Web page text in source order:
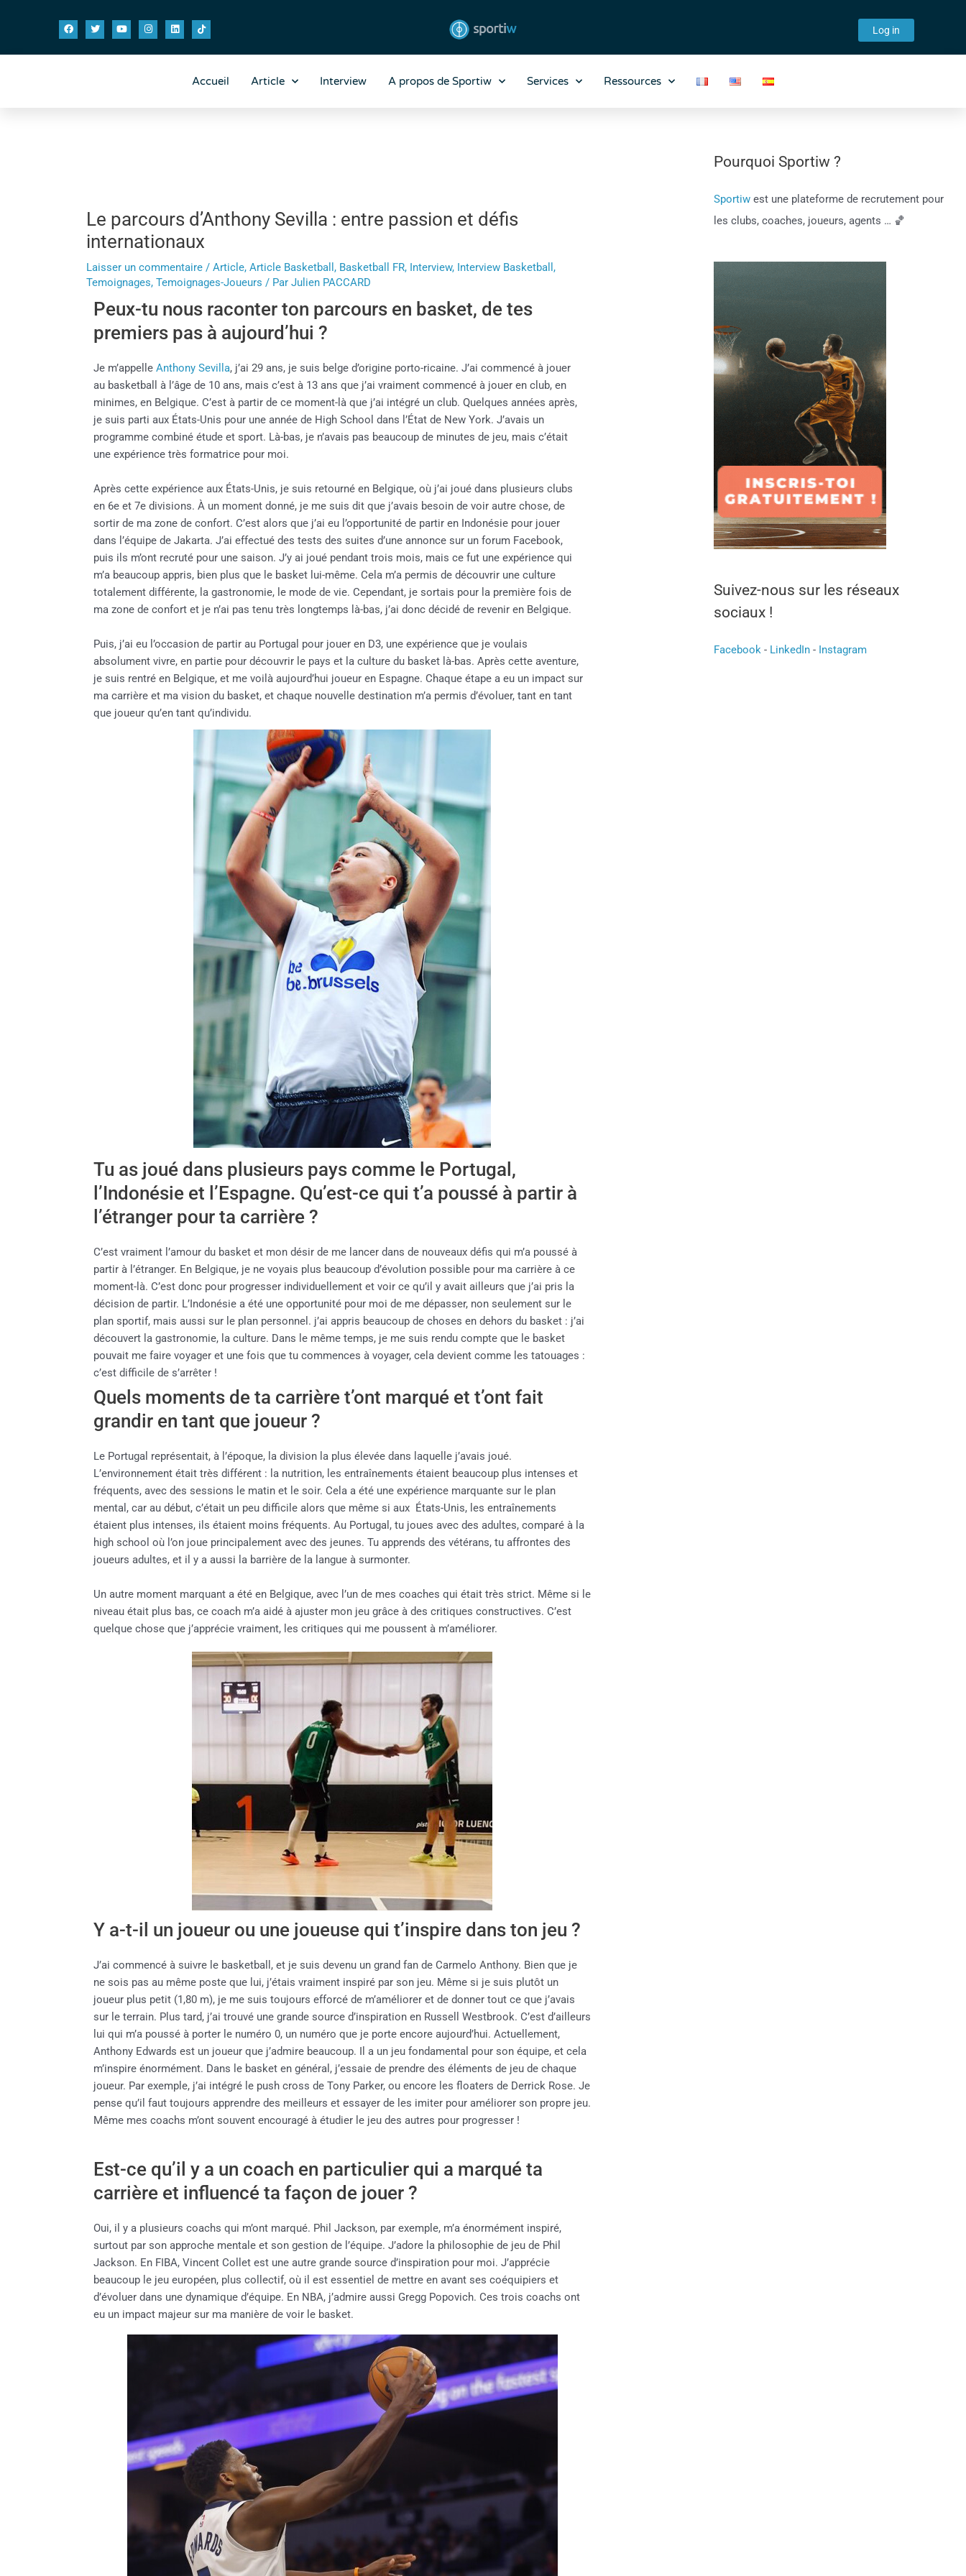
F
a
T
w
Y
o
I
n
L
i
T
i
Log in
Accueil Article Interview A propos de Sportiw Services Ressources
Le parcours d’Anthony Sevilla : entre passion et défis
internationaux
Laisser un commentaire /Article,Article Basketball , Basketball FR, Interview, Interview Basketball ,
Temoignages,Temoignages-Joueurs / ParJulien PACCARD
Peux-tu nous raconter ton parcours en basket, de tes
premiers pas à aujourd’hui ?
Je m’appelleAnthony Sevilla, j’ai 29 ans, je suis belge d’origine porto-ricaine. J’ai commencé à jouer
au basketball à l’âge de 10 ans, mais c’est à 13 ans que j’ai vraiment commencé à jouer en club, en
minimes, en Belgique. C’est à partir de ce moment-là que j’ai intégré un club. Quelques années après,
je suis parti aux États-Unis pour une année de High School dans l’État de New York. J’avais un
programme combiné étude et sport. Là-bas, je n’avais pas beaucoup de minutes de jeu, mais c’était
une expérience très formatrice pour moi.
Après cette expérience aux États-Unis, je suis retourné en Belgique, où j’ai joué dans plusieurs clubs
en 6e et 7e divisions. À un moment donné, je me suis dit que j’avais besoin de voir autre chose, de
sortir de ma zone de confort. C’est alors que j’ai eu l’opportunité de partir en Indonésie pour jouer
dans l’équipe de Jakarta. J’ai effectué des tests des suites d’une annonce sur un forum Facebook,
puis ils m’ont recruté pour une saison. J’y ai joué pendant trois mois, mais ce fut une expérience qui
m’a beaucoup appris, bien plus que le basket lui-même. Cela m’a permis de découvrir une culture
totalement différente, la gastronomie, le mode de vie. Cependant, je sortais pour la première fois de
ma zone de confort et je n’ai pas tenu très longtemps là-bas, j’ai donc décidé de revenir en Belgique.
Puis, j’ai eu l’occasion de partir au Portugal pour jouer en D3, une expérience que je voulais
absolument vivre, en partie pour découvrir le pays et la culture du basket là-bas. Après cette aventure,
je suis rentré en Belgique, et me voilà aujourd’hui joueur en Espagne. Chaque étape a eu un impact sur
ma carrière et ma vision du basket, et chaque nouvelle destination m’a permis d’évoluer, tant en tant
que joueur qu’en tant qu’individu.
Tu as joué dans plusieurs pays comme le Portugal,
l’Indonésie et l’Espagne. Qu’est-ce qui t’a poussé à partir à
l’étranger pour ta carrière ?
C’est vraiment l’amour du basket et mon désir de me lancer dans de nouveaux défis qui m’a poussé à
partir à l’étranger. En Belgique, je ne voyais plus beaucoup d’évolution possible pour ma carrière à ce
moment-là. C’est donc pour progresser individuellement et voir ce qu’il y avait ailleurs que j’ai pris la
décision de partir. L’Indonésie a été une opportunité pour moi de me dépasser, non seulement sur le
plan sportif, mais aussi sur le plan personnel. j’ai appris beaucoup de choses en dehors du basket : j’ai
découvert la gastronomie, la culture. Dans le même temps, je me suis rendu compte que le basket
pouvait me faire voyager et une fois que tu commences à voyager, cela devient comme les tatouages :
c’est difficile de s’arrêter !
Quels moments de ta carrière t’ont marqué et t’ont fait
grandir en tant que joueur ?
Le Portugal représentait, à l’époque, la division la plus élevée dans laquelle j’avais joué.
L’environnement était très différent : la nutrition, les entraînements étaient beaucoup plus intenses et
fréquents, avec des sessions le matin et le soir. Cela a été une expérience marquante sur le plan
mental, car au début, c’était un peu difficile alors que même si aux États-Unis, les entraînements
étaient plus intenses, ils étaient moins fréquents. Au Portugal, tu joues avec des adultes, comparé à la
high school où l’on joue principalement avec des jeunes. Tu apprends des vétérans, tu affrontes des
joueurs adultes, et il y a aussi la barrière de la langue à surmonter.
Un autre moment marquant a été en Belgique, avec l’un de mes coaches qui était très strict. Même si le
niveau était plus bas, ce coach m’a aidé à ajuster mon jeu grâce à des critiques constructives. C’est
quelque chose que j’apprécie vraiment, les critiques qui me poussent à m’améliorer.
Y a-t-il un joueur ou une joueuse qui t’inspire dans ton jeu ?
J’ai commencé à suivre le basketball, et je suis devenu un grand fan de Carmelo Anthony. Bien que je
ne sois pas au même poste que lui, j’étais vraiment inspiré par son jeu. Même si je suis plutôt un
joueur plus petit (1,80 m), je me suis toujours efforcé de m’améliorer et de donner tout ce que j’avais
sur le terrain. Plus tard, j’ai trouvé une grande source d’inspiration en Russell Westbrook. C’est d’ailleurs
lui qui m’a poussé à porter le numéro 0, un numéro que je porte encore aujourd’hui.Actuellement,
Anthony Edwards est un joueur que j’admire beaucoup. Il a un jeu fondamental pour son équipe, et cela
m’inspire énormément. Dans le basket en général, j’essaie de prendre des éléments de jeu de chaque
joueur. Par exemple, j’ai intégré le push cross de Tony Parker, ou encore les floaters de Derrick Rose. Je
pense qu’il faut toujours apprendre des meilleurs et essayer de les imiter pour améliorer son propre jeu.
Même mes coachs m’ont souvent encouragé à étudier le jeu des autres pour progresser !
Est-ce qu’il y a un coach en particulier qui a marqué ta
carrière et influencé ta façon de jouer ?
Oui, il y a plusieurs coachs qui m’ont marqué. Phil Jackson, par exemple, m’a énormément inspiré,
surtout par son approche mentale et son gestion de l’équipe. J’adore la philosophie de jeu de Phil
Jackson. En FIBA, Vincent Collet est une autre grande source d’inspiration pour moi. J’apprécie
beaucoup le jeu européen, plus collectif, où il est essentiel de mettre en avant ses coéquipiers et
d’évoluer dans une dynamique d’équipe. En NBA, j’admire aussi Gregg Popovich. Ces trois coachs ont
eu un impact majeur sur ma manière de voir le basket.
Pourquoi Sportiw ?
Sportiw est une plateforme de recrutement pour
les clubs, coaches, joueurs, agents … 🏀
Suivez-nous sur les réseaux
sociaux !
Facebook- LinkedIn- Instagram